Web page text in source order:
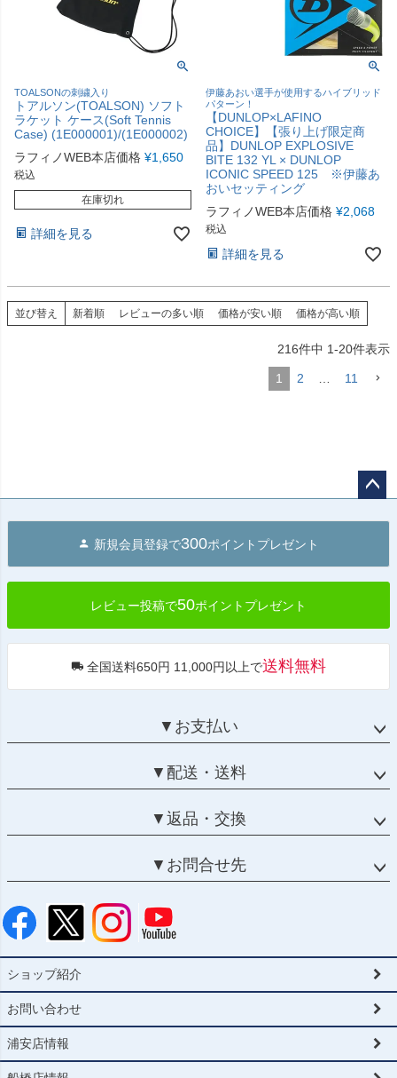
TOALSONの刺繍入り
トアルソン(TOALSON) ソフト
ラケット ケース(Soft Tennis
Case) (1E000001)/(1E000002)
ラフィノWEB本店価格 ¥1,650
税込
在庫切れ
詳細を見る
伊藤あおい選手が使用するハイブリッド
パターン！
【DUNLOP×LAFINO
CHOICE】【張り上げ限定商
品】DUNLOP EXPLOSIVE
BITE 132 YL × DUNLOP
ICONIC SPEED 125 ※伊藤あ
おいセッティング
ラフィノWEB本店価格 ¥2,068
税込
詳細を見る
並び替え 新着順 レビューの多い順 価格が安い順 価格が高い順
216件中 1-20件表示
1 2 11
へ
新規会員登録で300ポイントプレゼント
レビュー投稿で50ポイントプレゼント
全国送料650円 11,000円以上で送料無料
▼お支払い
▼配送・送料
▼返品・交換
▼お問合せ先
ショップ紹介
お問い合わせ
浦安店情報